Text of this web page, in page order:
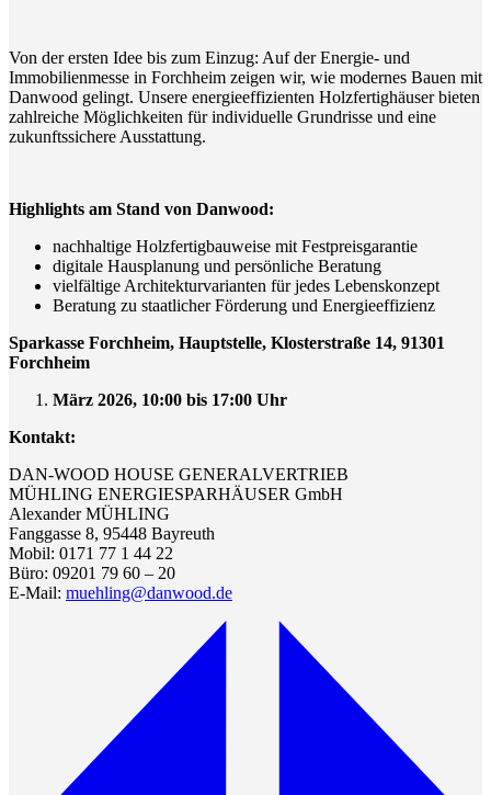
Von der ersten Idee bis zum Einzug: Auf der Energie- und
Immobilienmesse in Forchheim zeigen wir, wie modernes Bauen mit
Danwood gelingt. Unsere energieeffizienten Holzfertighäuser bieten
zahlreiche Möglichkeiten für individuelle Grundrisse und eine
zukunftssichere Ausstattung.
Highlights am Stand von Danwood:
nachhaltige Holzfertigbauweise mit Festpreisgarantie
digitale Hausplanung und persönliche Beratung
vielfältige Architekturvarianten für jedes Lebenskonzept
Beratung zu staatlicher Förderung und Energieeffizienz
Sparkasse Forchheim, Hauptstelle, Klosterstraße 14, 91301
Forchheim
März 2026, 10:00 bis 17:00 Uhr
Kontakt:
DAN-WOOD HOUSE GENERALVERTRIEB
MÜHLING ENERGIESPARHÄUSER GmbH
Alexander MÜHLING
Fanggasse 8, 95448 Bayreuth
Mobil: 0171 77 1 44 22
Büro: 09201 79 60 – 20
E-Mail: muehling@danwood.de